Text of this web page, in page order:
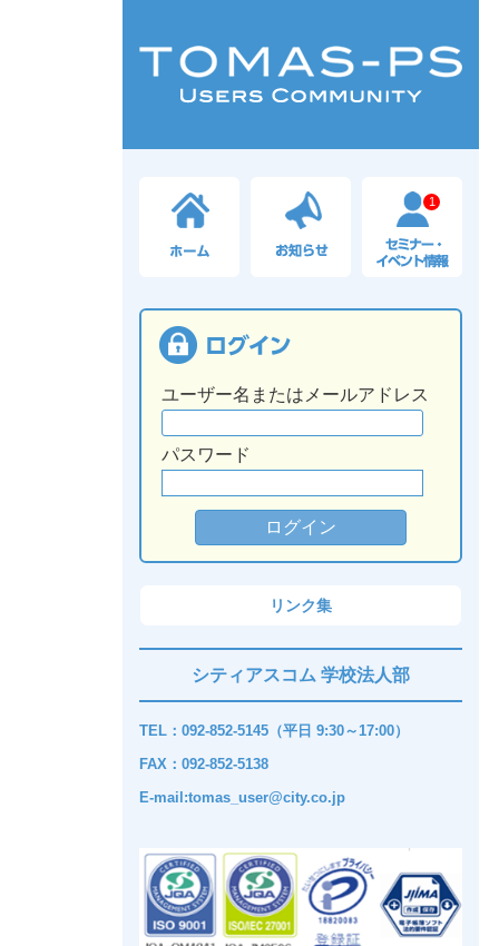
1
ユーザー名またはメールアドレス
パスワード
リンク集
シティアスコム 学校法人部
TEL：092-852-5145（平日 9:30～17:00）
FAX：092-852-5138
E-mail:tomas_user@city.co.jp